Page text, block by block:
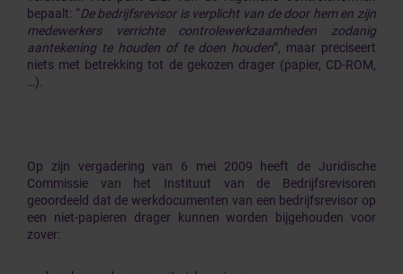
bepaalt: “De bedrijfsrevisor is verplicht van de door hem en zijn
medewerkers verrichte controlewerkzaamheden zodanig
aantekening te houden of te doen houden”, maar preciseert
niets met betrekking tot de gekozen drager (papier, CD-ROM,
…).
Op zijn vergadering van 6 mei 2009 heeft de Juridische
Commissie van het Instituut van de Bedrijfsrevisoren
geoordeeld dat de werkdocumenten van een bedrijfsrevisor op
een niet-papieren drager kunnen worden bijgehouden voor
zover: